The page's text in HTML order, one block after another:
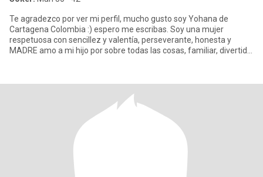
Te agradezco por ver mi perfil, mucho gusto soy Yohana de
Cartagena Colombia :) espero me escribas. Soy una mujer
respetuosa con sencillez y valentía, perseverante, honesta y
MADRE amo a mi hijo por sobre todas las cosas, familiar, divertida